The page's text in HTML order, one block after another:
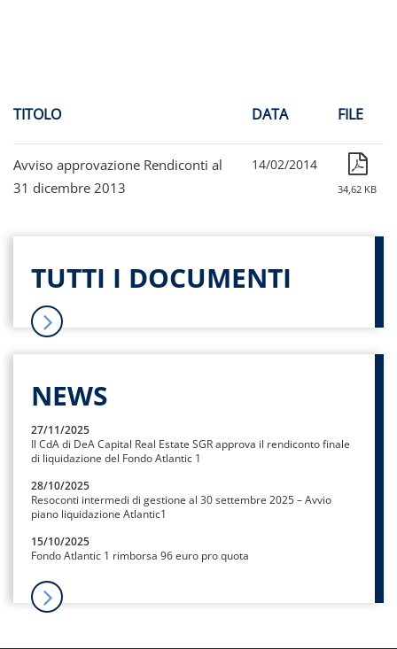
TITOLO DATA FILE
Avviso approvazione Rendiconti al
31 dicembre 2013
14/02/2014
34,62 KB
TUTTI I DOCUMENTI
NEWS
27/11/2025
Il CdA di DeA Capital Real Estate SGR approva il rendiconto finale
di liquidazione del Fondo Atlantic 1
28/10/2025
Resoconti intermedi di gestione al 30 settembre 2025 – Avvio
piano liquidazione Atlantic1
15/10/2025
Fondo Atlantic 1 rimborsa 96 euro pro quota